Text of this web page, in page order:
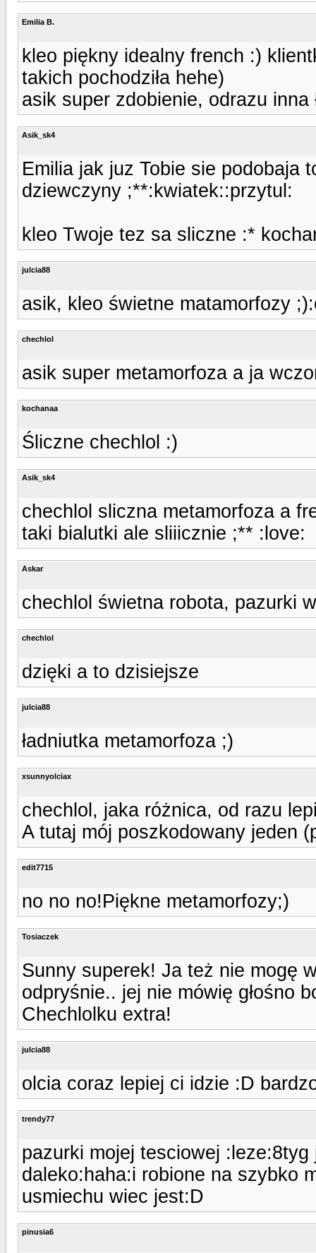
Emilia B.
kleo piękny idealny french :)
takich pochodziła hehe)
asik super zdobienie, odrazu inna
Asik_sk4
Emilia jak juz Tobie sie podobaja
dziewczyny ;**:kwiatek::przytul:
kleo Twoje tez sa sliczne :*
julcia88
asik, kleo świetne matamorfozy
chechlol
asik super metamorfoza a ja
kochanaa
Śliczne chechlol :)
Asik_sk4
chechlol sliczna metamorfoza a
taki bialutki ale sliiicznie ;** :love:
Askar
chechlol świetna robota, pazurki
chechlol
dzięki a to dzisiejsze
julcia88
ładniutka metamorfoza ;)
xsunnyolciax
chechlol, jaka różnica, od razu
A tutaj mój poszkodowany jeden
edit7715
no no no!Piękne metamorfozy;)
Tosiaczek
Sunny superek! Ja też nie mogę
odpryśnie.. jej nie mówię głośno
Chechlolku extra!
julcia88
olcia coraz lepiej ci idzie :D
trendy77
pazurki mojej tesciowej
daleko:haha:i robione na szybko
usmiechu wiec jest:D
pinusia6